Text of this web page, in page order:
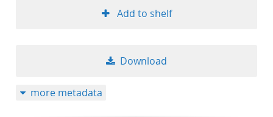
Add to shelf
Download
more metadata